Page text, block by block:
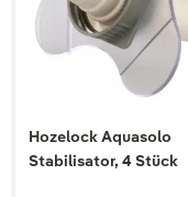
Hozelock Aquasolo
Stabilisator, 4 Stück